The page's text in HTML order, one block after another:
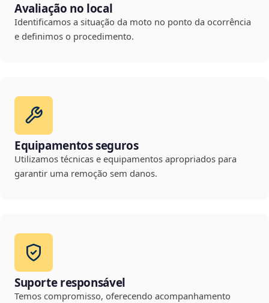
Avaliação no local
Identificamos a situação da moto no ponto da ocorrência
e definimos o procedimento.
Equipamentos seguros
Utilizamos técnicas e equipamentos apropriados para
garantir uma remoção sem danos.
Suporte responsável
Temos compromisso, oferecendo acompanhamento